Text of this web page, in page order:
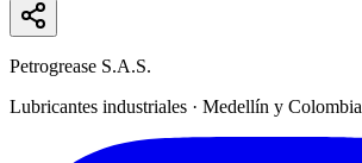
Petrogrease S.A.S.
Lubricantes industriales · Medellín y Colombia